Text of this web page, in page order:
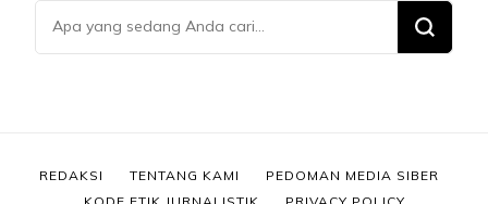
Mencari
Sesuatu?
REDAKSI TENTANG KAMI
PEDOMAN MEDIA SIBER